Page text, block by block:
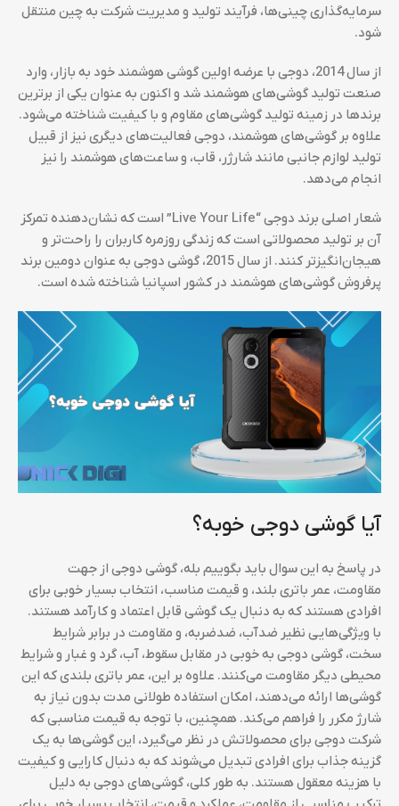
سرمایه‌گذاری چینی‌ها، فرآیند تولید و مدیریت شرکت به چین منتقل
شود.
از سال 2014، دوجی با عرضه اولین گوشی هوشمند خود به بازار، وارد
صنعت تولید گوشی‌های هوشمند شد و اکنون به عنوان یکی از برترین
برندها در زمینه تولید گوشی‌های مقاوم و با کیفیت شناخته می‌شود.
علاوه بر گوشی‌های هوشمند، دوجی فعالیت‌های دیگری نیز از قبیل
تولید لوازم جانبی مانند شارژر، قاب، و ساعت‌های هوشمند را نیز
انجام می‌دهد.
شعار اصلی برند دوجی “Live Your Life” است که نشان‌دهنده تمرکز
آن بر تولید محصولاتی است که زندگی روزمره کاربران را راحت‌تر و
هیجان‌انگیز‌تر کنند. از سال 2015، گوشی دوجی به عنوان دومین برند
پرفروش گوشی‌های هوشمند در کشور اسپانیا شناخته شده است.
آیا گوشی دوجی خوبه؟
در پاسخ به این سوال باید بگوییم بله، گوشی‌ دوجی از جهت
مقاومت، عمر باتری بلند، و قیمت مناسب، انتخاب بسیار خوبی برای
افرادی هستند که به دنبال یک گوشی قابل اعتماد و کارآمد هستند.
با ویژگی‌هایی نظیر ضدآب، ضدضربه، و مقاومت در برابر شرایط
سخت، گوشی‌ دوجی به خوبی در مقابل سقوط، آب، گرد و غبار و شرایط
محیطی دیگر مقاومت می‌کنند. علاوه بر این، عمر باتری بلندی که این
گوشی‌ها ارائه می‌دهند، امکان استفاده طولانی مدت بدون نیاز به
شارژ مکرر را فراهم می‌کند. همچنین، با توجه به قیمت مناسبی که
شرکت دوجی برای محصولاتش در نظر می‌گیرد، این گوشی‌ها به یک
گزینه جذاب برای افرادی تبدیل می‌شوند که به دنبال کارایی و کیفیت
با هزینه معقول هستند. به طور کلی، گوشی‌های دوجی به دلیل